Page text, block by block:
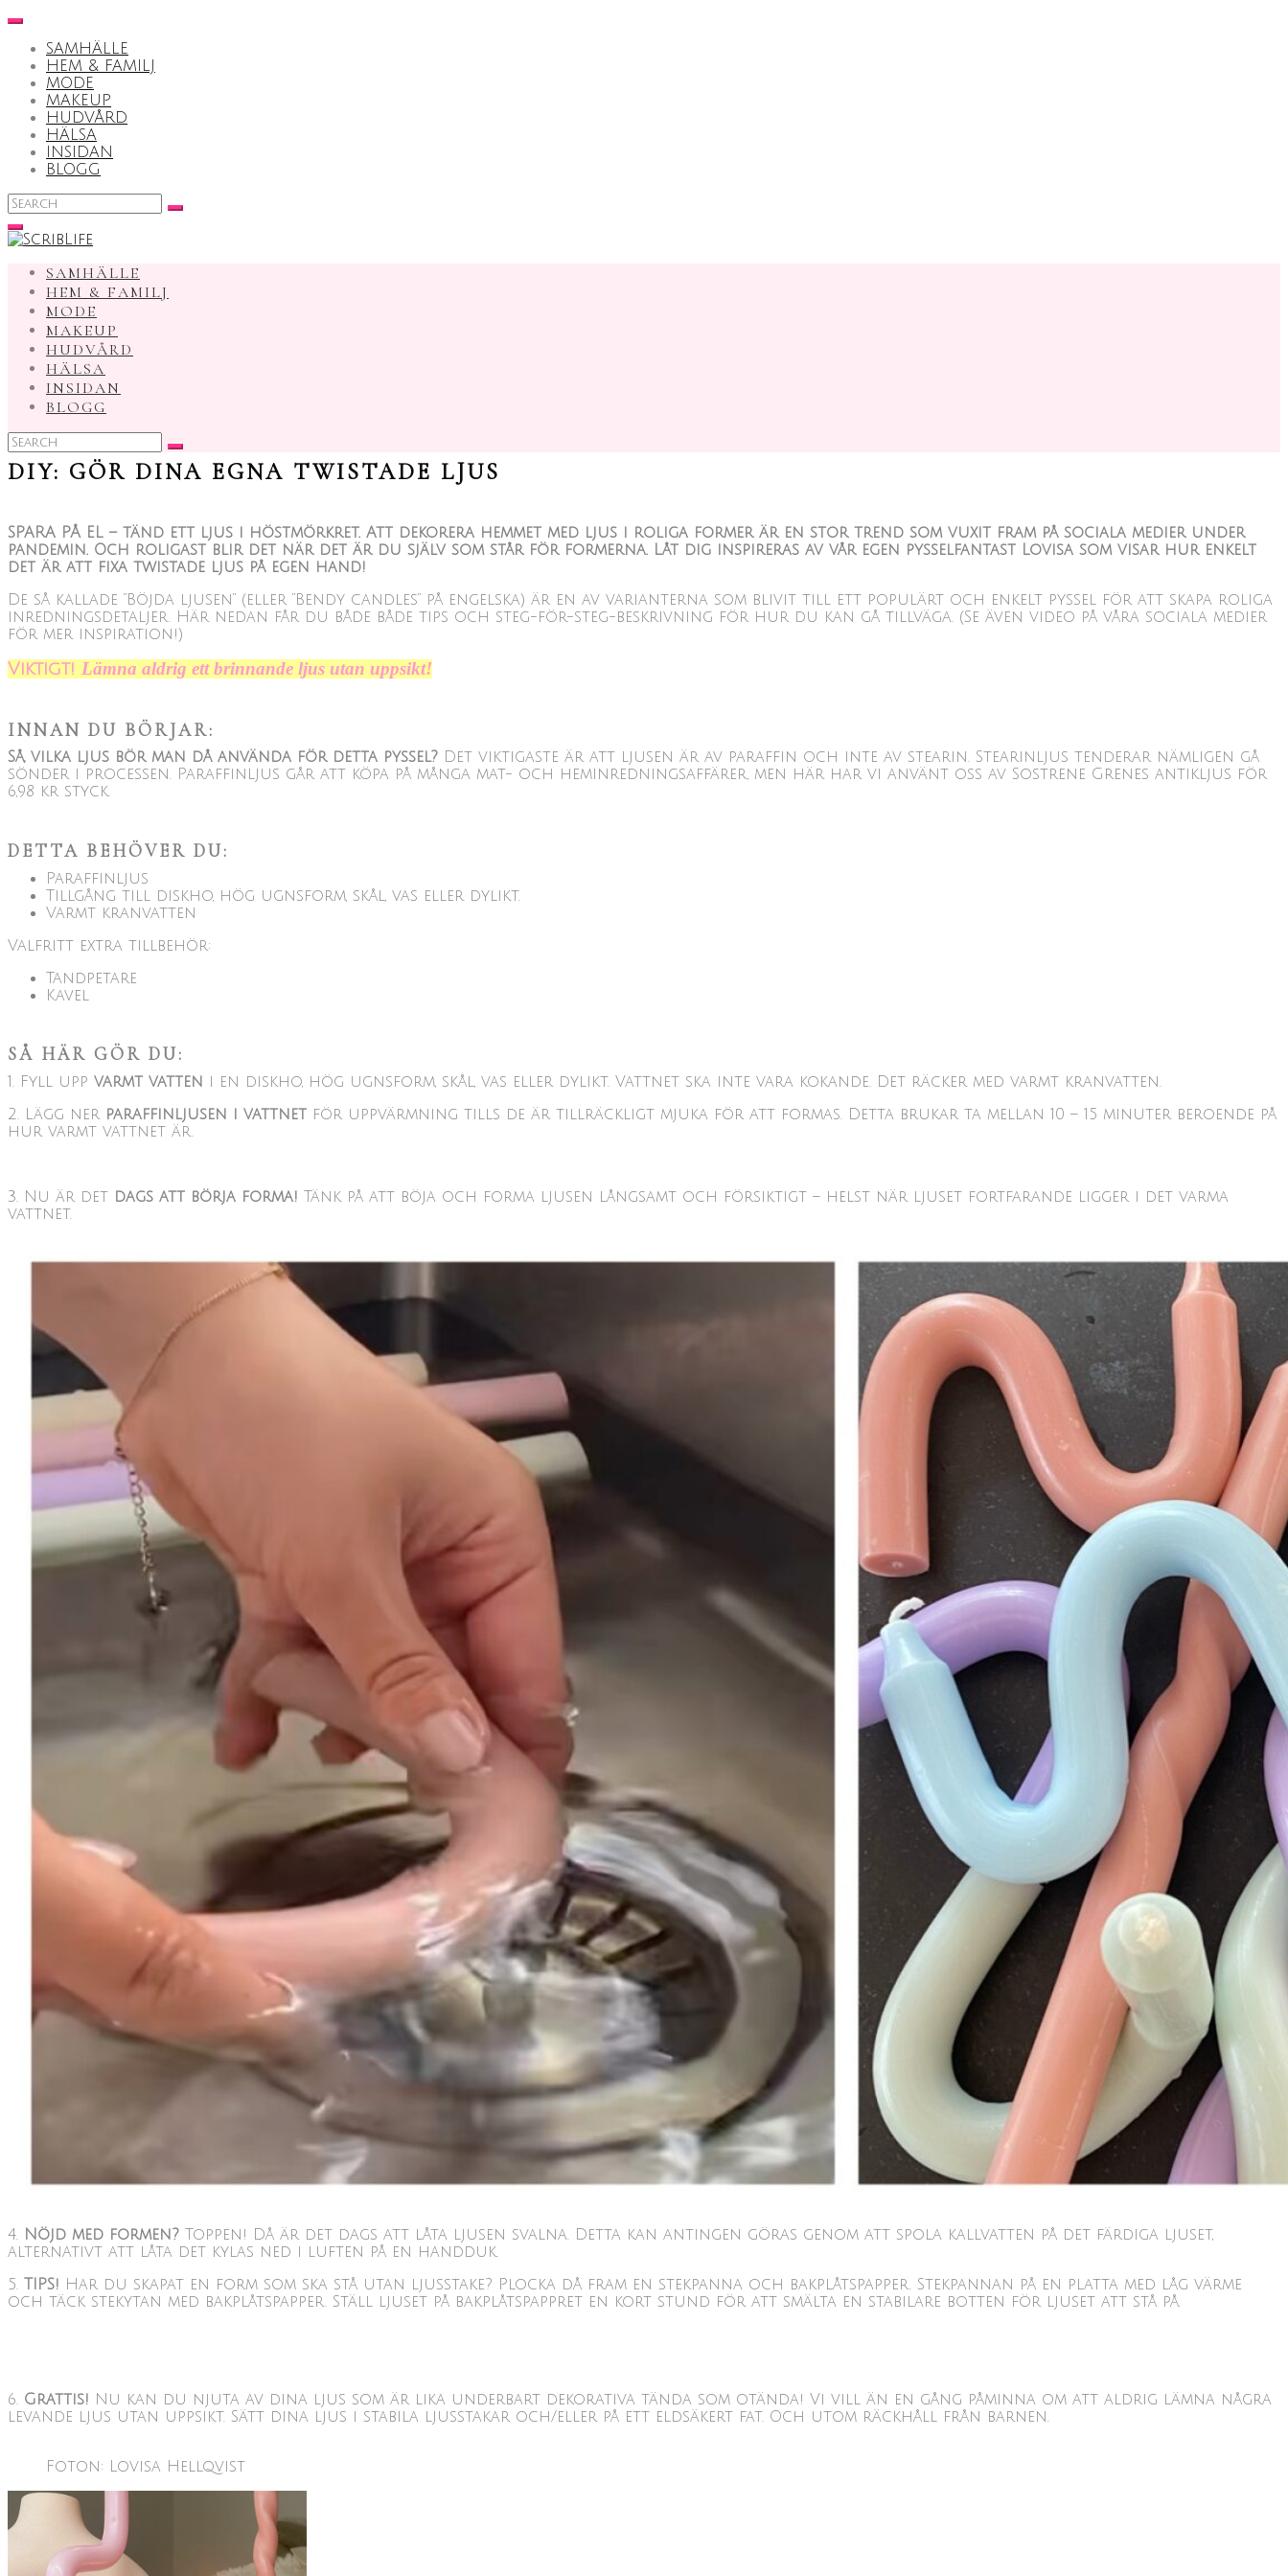
Skip
content
SAMHÄLLE
HEM & FAMILJ
MODE
MAKEUP
HUDVÅRD
HÄLSA
INSIDAN
BLOGG
Search
for:
SAMHÄLLE
HEM & FAMILJ
MODE
MAKEUP
HUDVÅRD
HÄLSA
INSIDAN
BLOGG
Search
for:
DIY: GÖR DINA EGNA TWISTADE LJUS
SPARA PÅ EL – tänd ett ljus i höstmörkret. Att dekorera hemmet med ljus i roliga former är en stor trend som vuxit fram på sociala medier under
pandemin. Och roligast blir det när det är du själv som står för formerna. Låt dig inspireras av vår egen pysselfantast Lovisa som visar hur enkelt
det är att fixa twistade ljus på egen hand!
De så kallade “Böjda ljusen” (eller “Bendy candles” på engelska) är en av varianterna som blivit till ett populärt och enkelt pyssel för att skapa roliga
inredningsdetaljer. Här nedan får du både både tips och steg-för-steg-beskrivning för hur du kan gå tillväga. (Se även video på våra sociala medier
för mer inspiration!)
Viktigt! Lämna aldrig ett brinnande ljus utan uppsikt!
INNAN DU BÖRJAR:
Så, vilka ljus bör man då använda för detta pyssel? Det viktigaste är att ljusen är av paraffin och inte av stearin. Stearinljus tenderar nämligen gå
sönder i processen. Paraffinljus går att köpa på många mat- och heminredningsaffärer, men här har vi använt oss av Sostrene Grenes antikljus för
6,98 kr styck.
DETTA BEHÖVER DU:
Paraffinljus
Tillgång till diskho, hög ugnsform, skål, vas eller dylikt.
Varmt kranvatten
Valfritt extra tillbehör:
Tandpetare
Kavel
SÅ HÄR GÖR DU:
1. Fyll upp varmt vatten i en diskho, hög ugnsform, skål, vas eller dylikt. Vattnet ska inte vara kokande. Det räcker med varmt kranvatten.
2. Lägg ner paraffinljusen i vattnet för uppvärmning tills de är tillräckligt mjuka för att formas. Detta brukar ta mellan 10 – 15 minuter beroende på
hur varmt vattnet är.
3. Nu är det dags att börja forma! Tänk på att böja och forma ljusen långsamt och försiktigt – helst när ljuset fortfarande ligger i det varma
vattnet.
4. Nöjd med formen? Toppen! Då är det dags att låta ljusen svalna. Detta kan antingen göras genom att spola kallvatten på det färdiga ljuset,
alternativt att låta det kylas ned i luften på en handduk.
5. TIPS! Har du skapat en form som ska stå utan ljusstake? Plocka då fram en stekpanna och bakplåtspapper. Stekpannan på en platta med låg värme
och täck stekytan med bakplåtspapper. Ställ ljuset på bakplåtspappret en kort stund för att smälta en stabilare botten för ljuset att stå på.
6. Grattis! Nu kan du njuta av dina ljus som är lika underbart dekorativa tända som otända! Vi vill än en gång påminna om att aldrig lämna några
levande ljus utan uppsikt. Sätt dina ljus i stabila ljusstakar och/eller på ett eldsäkert fat. Och utom räckhåll från barnen.
Foton: Lovisa Hellqvist